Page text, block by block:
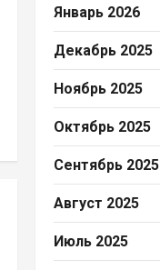
Январь 2026
Декабрь 2025
Ноябрь 2025
Октябрь 2025
Сентябрь 2025
Август 2025
Июль 2025